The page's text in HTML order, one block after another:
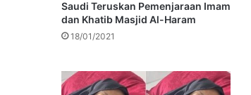
Saudi Teruskan Pemenjaraan Imam
dan Khatib Masjid Al-Haram
18/01/2021